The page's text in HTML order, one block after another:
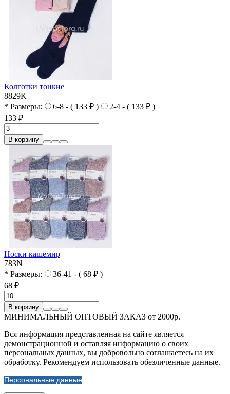
Колготки тонкие
8829K
* Размеры:
6-8 - ( 133 ₽ )
2-4 - ( 133 ₽ )
133 ₽
В корзину
Носки кашемир
783N
* Размеры:
36-41 - ( 68 ₽ )
68 ₽
В корзину
МИНИМАЛЬНЫЙ ОПТОВЫЙ ЗАКАЗ от 2000р.
Вся информация представленная на сайте является
демонстрационной и оставляя информацию о своих
персональных данных, вы добровольно соглашаетесь на их
обработку. Рекомендуем использовать обезличенные данные.
Персональные данные